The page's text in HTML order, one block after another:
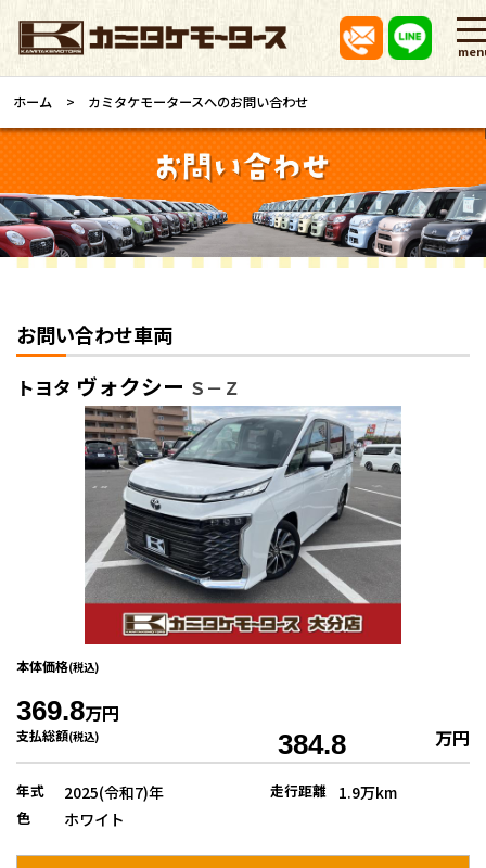
ホーム カミタケモータースへのお問い合わせ
お問い合わせ車両
トヨタ ヴォクシー Ｓ－Ｚ
本体価格(税込)
369.8万円
支払総額(税込) 384.8 万円
年式 2025(令和7)年 走行距離 1.9万km
色 ホワイト